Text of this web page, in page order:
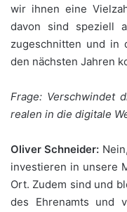
wir ihnen eine
davon sind speziell
zugeschnitten und in
den nächsten Jahren
Frage: Verschwindet
realen in die digitale
Oliver Schneider:
investieren in unsere
Ort. Zudem sind und
des Ehrenamts und